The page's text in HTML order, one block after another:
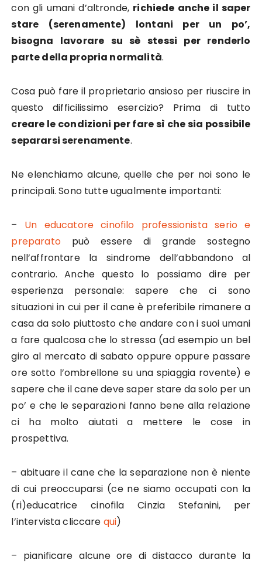
con gli umani d’altronde, richiede anche il saper
stare (serenamente) lontani per un po’,
bisogna lavorare su sè stessi per renderlo
parte della propria normalità.
Cosa può fare il proprietario ansioso per riuscire in
questo difficilissimo esercizio? Prima di tutto
creare le condizioni per fare sì che sia possibile
separarsi serenamente.
Ne elenchiamo alcune, quelle che per noi sono le
principali. Sono tutte ugualmente importanti:
– Un educatore cinofilo professionista serio e
preparatopuò essere di grande sostegno
nell’affrontare la sindrome dell’abbandono al
contrario. Anche questo lo possiamo dire per
esperienza personale: sapere che ci sono
situazioni in cui per il cane è preferibile rimanere a
casa da solo piuttosto che andare con i suoi umani
a fare qualcosa che lo stressa (ad esempio un bel
giro al mercato di sabato oppure oppure passare
ore sotto l’ombrellone su una spiaggia rovente) e
sapere che il cane deve saper stare da solo per un
po’ e che le separazioni fanno bene alla relazione
ci ha molto aiutati a mettere le cose in
prospettiva.
– abituare il cane che la separazione non è niente
di cui preoccuparsi (ce ne siamo occupati con la
(ri)educatrice cinofila Cinzia Stefanini, per
l’intervista cliccare qui)
– pianificare alcune ore di distacco durante la